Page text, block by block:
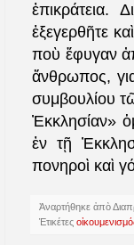
ἐπικράτεια.
ἐξεγερθῆτε
ποὺ ἔφυγαν
ἄνθρωπος,
συμβουλίου
Ἐκκλησίαν»
ἐν τῇ
πονηροὶ καὶ
Ἀναρτήθηκε ἀπὸ
Ἐτικέτες